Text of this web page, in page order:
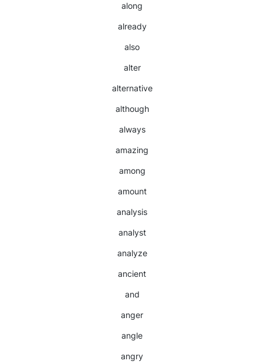
along
already
also
alter
alternative
although
always
amazing
among
amount
analysis
analyst
analyze
ancient
and
anger
angle
angry